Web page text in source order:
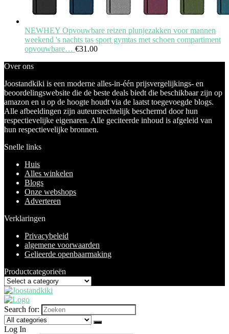
NEWHEY Opvouwbare reizen plunjezakken voor mannen
weekend 's nachts tas sport gymtas met schoen compartiment
opvouwbare… €31.00
Over ons
Joostandkiki is een moderne alles-in-één prijsvergelijkings- en
beoordelingswebsite die de beste deals biedt die beschikbaar zijn op
amazon en u op de hoogte houdt via de laatst toegevoegde blogs.
Alle afbeeldingen zijn auteursrechtelijk beschermd door hun
respectievelijke eigenaren. Alle geciteerde inhoud is afgeleid van
hun respectievelijke bronnen.
Snelle links
Huis
Alles winkelen
Blogs
Onze webshops
Adverteren
Verklaringen
Privacybeleid
algemene voorwaarden
Gelieerde openbaarmaking
Productcategorieën
Search for:
Log In